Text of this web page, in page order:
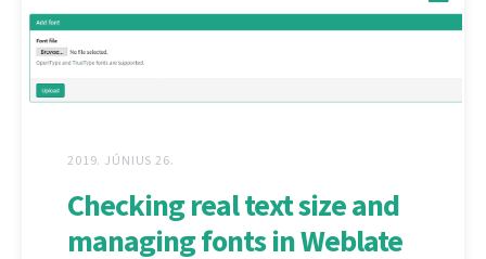
2019. JÚNIUS 26.
Checking real text size and
managing fonts in Weblate